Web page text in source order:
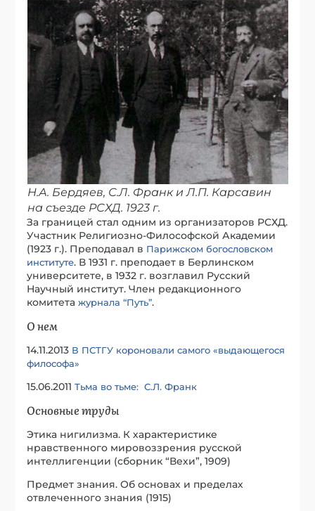
Н.А. Бердяев, С.Л. Франк и Л.П. Карсавин
на съезде РСХД. 1923 г.
За границей стал одним из организаторов РСХД.
Участник Религиозно-Философской Академии
(1923 г.). Преподавал в Парижском богословском
институте. В 1931 г. преподает в Берлинском
университете, в 1932 г. возглавил Русский
Научный институт. Член редакционного
комитетажурнала “Путь”.
О нем
14.11.2013 В ПСТГУ короновали самого «выдающегося
философа»
15.06.2011Тьма во тьме: С.Л. Франк
Основные труды
Этика нигилизма. К характеристике
нравственного мировоззрения русской
интеллигенции (сборник “Вехи”, 1909)
Предмет знания. Об основах и пределах
отвлеченного знания (1915)